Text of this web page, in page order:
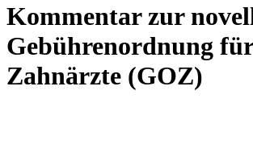
Kommentar zur
Gebührenordnung für
Zahnärzte (GOZ)